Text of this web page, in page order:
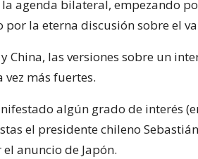
agenda bilateral, empezando
por la eterna discusión sobre el
China, las versiones sobre un
vez más fuertes.
algún grado de interés
el presidente chileno
anuncio de Japón.